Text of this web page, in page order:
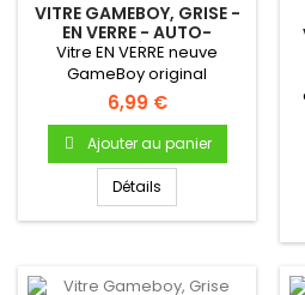
VITRE GAMEBOY, GRISE -
EN VERRE - AUTO-
ADHÉSIVE
Vitre EN VERRE neuve
GameBoy original
(Gameboy Fat) -
Autocollante -...
6,99 €
Ajouter au panier
Détails